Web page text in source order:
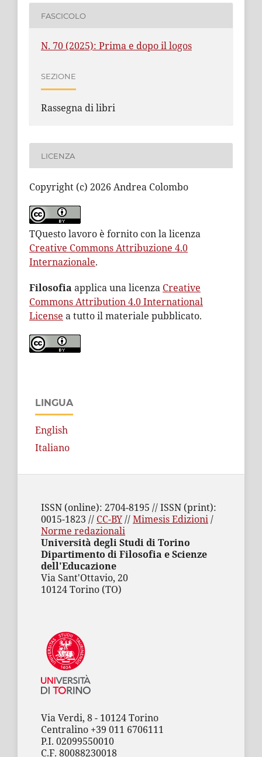
FASCICOLO
N. 70 (2025): Prima e dopo il logos
SEZIONE
Rassegna di libri
LICENZA
Copyright (c) 2026 Andrea Colombo
TQuesto lavoro è fornito con la licenza
Creative Commons Attribuzione 4.0
Internazionale.
Filosofia applica una licenza Creative
Commons Attribution 4.0 International
License a tutto il materiale pubblicato.
LINGUA
English
Italiano
ISSN (online): 2704-8195 // ISSN (print):
0015-1823 // CC-BY//Mimesis Edizioni/
Norme redazionali
Università degli Studi di Torino
Dipartimento di Filosofia e Scienze
dell'Educazione
Via Sant'Ottavio, 20
10124 Torino (TO)
Via Verdi, 8 - 10124 Torino
Centralino +39 011 6706111
P.I. 02099550010
C.F. 80088230018